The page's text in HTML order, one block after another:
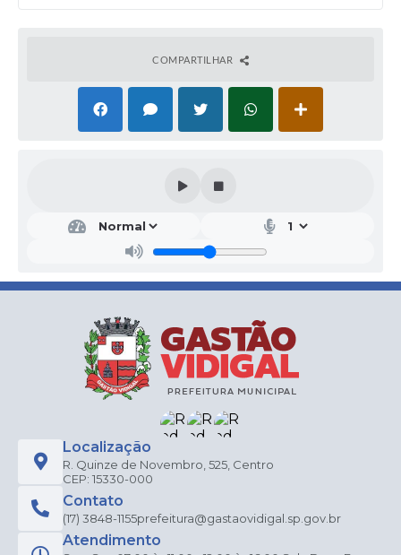
COMPARTILHAR
Localização
R. Quinze de Novembro, 525, Centro
CEP: 15330-000
Contato
(17) 3848-1155prefeitura@gastaovidigal.sp.gov.br
Atendimento